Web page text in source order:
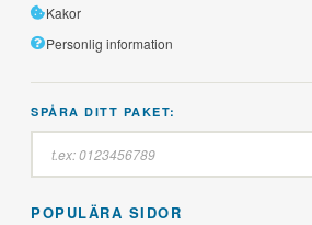
Kakor
Personlig information
SPÅRA DITT PAKET:
POPULÄRA SIDOR